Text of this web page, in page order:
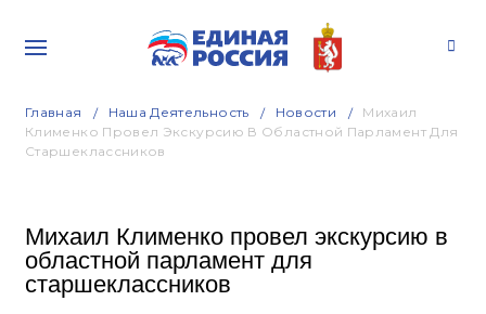
Главная Наша Деятельность Новости
Михаил
Клименко Провел Экскурсию В Областной Парламент Для
Старшеклассников
Михаил Клименко провел экскурсию в
областной парламент для
старшеклассников